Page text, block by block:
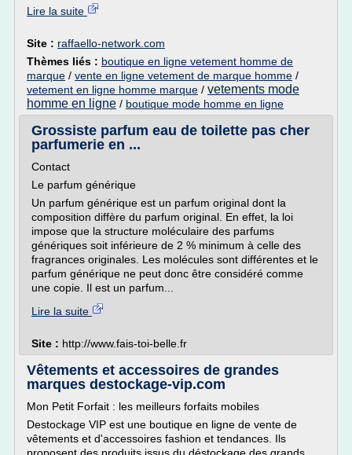
Lire la suite
Site : raffaello-network.com
Thèmes liés : boutique en ligne vetement homme de
marque / vente en ligne vetement de marque homme /
vetement en ligne homme marque / vetements mode
homme en ligne / boutique mode homme en ligne
Grossiste parfum eau de toilette pas cher
parfumerie en ...
Contact
Le parfum générique
Un parfum générique est un parfum original dont la
composition diffère du parfum original. En effet, la loi
impose que la structure moléculaire des parfums
génériques soit inférieure de 2 % minimum à celle des
fragrances originales. Les molécules sont différentes et le
parfum générique ne peut donc être considéré comme
une copie. Il est un parfum...
Lire la suite
Site : http://www.fais-toi-belle.fr
Vêtements et accessoires de grandes
marques destockage-vip.com
Mon Petit Forfait : les meilleurs forfaits mobiles
Destockage VIP est une boutique en ligne de vente de
vêtements et d'accessoires fashion et tendances. Ils